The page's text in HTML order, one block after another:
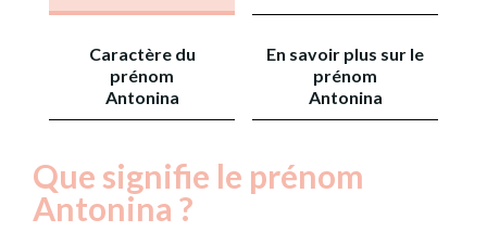
Caractère du
prénom
Antonina
En savoir plus sur le
prénom
Antonina
Que signifie le prénom
Antonina ?